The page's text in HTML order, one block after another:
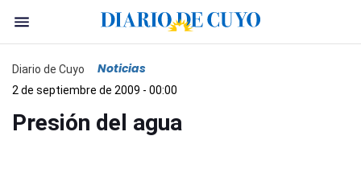
Diario de Cuyo Noticias
2 de septiembre de 2009 - 00:00
Presión del agua